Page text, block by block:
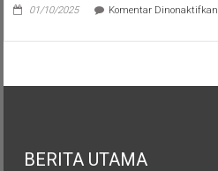
01/10/2025 Komentar Dinonaktifkan
BERITA UTAMA